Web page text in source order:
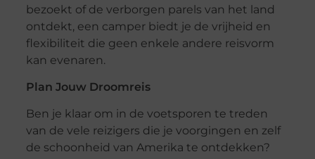
bezoekt of de verborgen parels van het land
ontdekt, een camper biedt je de vrijheid en
flexibiliteit die geen enkele andere reisvorm
kan evenaren.
Plan Jouw Droomreis
Ben je klaar om in de voetsporen te treden
van de vele reizigers die je voorgingen en zelf
de schoonheid van Amerika te ontdekken?